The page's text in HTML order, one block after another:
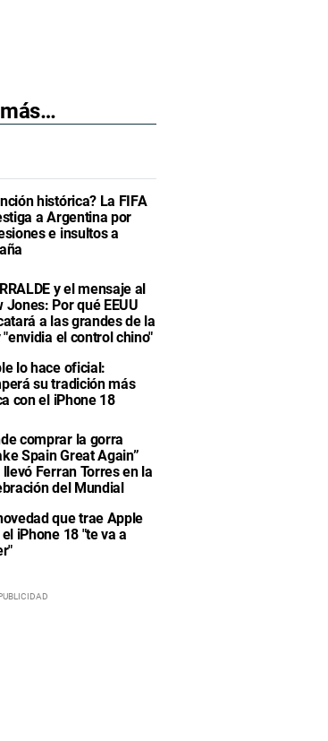
histórica? La FIFA
a Argentina por
e insultos a
y el mensaje al
Jones: Por qué EEUU
a las grandes de la
"envidia el control chino"
lo hace oficial:
su tradición más
con el iPhone 18
comprar la gorra
Spain Great Again”
llevó Ferran Torres en la
del Mundial
que trae Apple
iPhone 18 "te va a